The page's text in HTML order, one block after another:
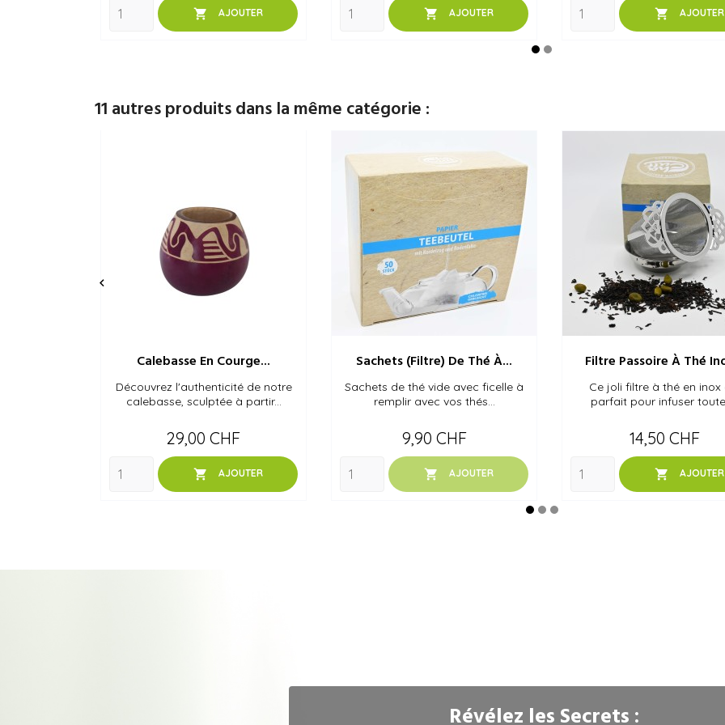
 AJOUTER  AJOUTER  AJOUTER
11 autres produits dans la même catégorie :
Calebasse En Courge...
Découvrez l'authenticité de notre
calebasse, sculptée à partir...
Prix
29,00 CHF
 AJOUTER
Sachets (filtre) De Thé À...
Sachets de thé vide avec ficelle à
remplir avec vos thés...
Prix
9,90 CHF
 AJOUTER
Filtre Passoire À Thé
Ce joli filtre à thé en inox
parfait pour infuser
Prix
14,50 CHF
 AJOUTER

Révélez les Secrets :